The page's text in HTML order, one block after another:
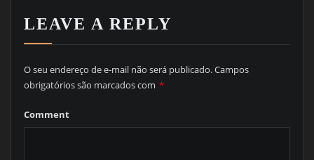
LEAVE A REPLY
O seu endereço de e-mail não será publicado.Campos
obrigatórios são marcados com *
Comment